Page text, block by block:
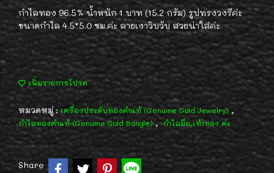
กำไลทอง 96.5% น้ำหนัก 1 บาท (15.2 กรัม) รูปทรงวงรีค่ะ
ขนาดกำไล 4.5*5.0 ซม.ค่ะ ลายเงาวิบวับ สวยน่าใส่ค่ะ
เพิ่มรายการโปรด
หมวดหมู่ : เครื่องประดับทองคำแท้ (Genuine Gold Jewelry) ,
กำไลทองคำแท้ (Genuine Gold Bangle), กำไลมือ,เท้าทอง ค่ะ
Share